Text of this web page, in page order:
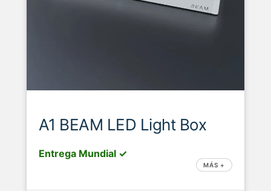
A1 BEAM LED Light Box
Entrega Mundial ✓
MÁS +